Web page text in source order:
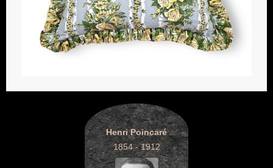
Henri Poincaré
1854 - 1912